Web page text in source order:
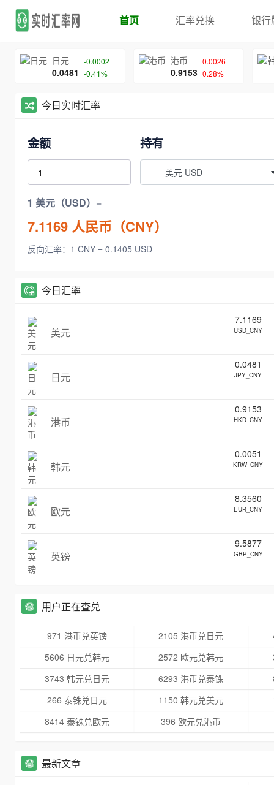
首页 汇率兑换 银行
日元
0.0481
-0.0002
-0.41%
港币
0.9153
0.0026
0.28%
今日实时汇率
金额 持有
美元 USD
1 美元（USD）=
7.1169 人民币（CNY）
反向汇率：1 CNY = 0.1405 USD
今日汇率
美元
7.1169
USD_CNY
日元
0.0481
JPY_CNY
港币
0.9153
HKD_CNY
韩元
0.0051
KRW_CNY
欧元
8.3560
EUR_CNY
英镑
9.5877
GBP_CNY
用户正在查兑
971 港币兑英镑 2105 港币兑日元
5606 日元兑韩元
2572 欧元兑韩元
3743 韩元兑日元
6293 港币兑泰铢
266 泰铢兑日元
1150 韩元兑美元
8414 泰铢兑欧元
396 欧元兑港币
最新文章